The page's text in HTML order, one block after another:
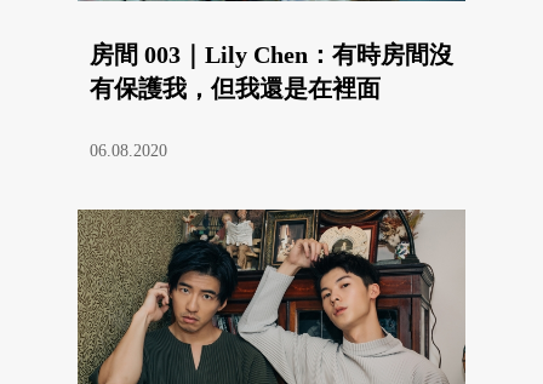
房間 003｜Lily Chen：有時房間沒
有保護我，但我還是在裡面
06.08.2020